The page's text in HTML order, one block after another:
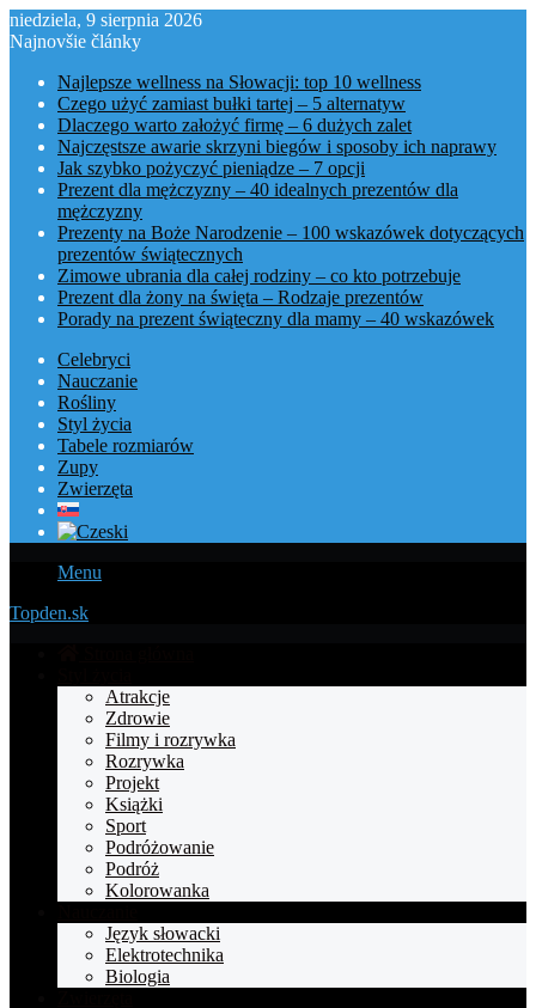
niedziela, 9 sierpnia 2026
Najnovšie články
Najlepsze wellness na Słowacji: top 10 wellness
Czego użyć zamiast bułki tartej – 5 alternatyw
Dlaczego warto założyć firmę – 6 dużych zalet
Najczęstsze awarie skrzyni biegów i sposoby ich naprawy
Jak szybko pożyczyć pieniądze – 7 opcji
Prezent dla mężczyzny – 40 idealnych prezentów dla
mężczyzny
Prezenty na Boże Narodzenie – 100 wskazówek dotyczących
prezentów świątecznych
Zimowe ubrania dla całej rodziny – co kto potrzebuje
Prezent dla żony na święta – Rodzaje prezentów
Porady na prezent świąteczny dla mamy – 40 wskazówek
Celebryci
Nauczanie
Rośliny
Styl życia
Tabele rozmiarów
Zupy
Zwierzęta
Menu
Topden.sk
Atrakcje
Zdrowie
Filmy i rozrywka
Rozrywka
Projekt
Książki
Sport
Podróżowanie
Podróż
Kolorowanka
Język słowacki
Elektrotechnika
Biologia